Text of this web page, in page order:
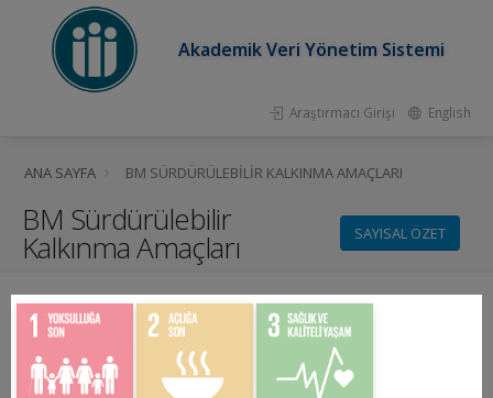
Akademik Veri Yönetim Sistemi
Araştırmacı Girişi English
ANA SAYFA BM SÜRDÜRÜLEBILIR KALKINMA AMAÇLARI
BM Sürdürülebilir
Kalkınma Amaçları SAYISAL ÖZET